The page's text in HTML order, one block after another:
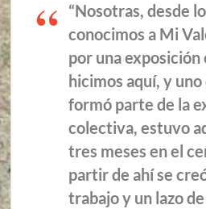
“Nosotras, desde
conocimos a Mi
por una
hicimos aquí, y
formó parte de la
colectiva, estuvo
tres meses en el
partir de ahí se
trabajo y un lazo